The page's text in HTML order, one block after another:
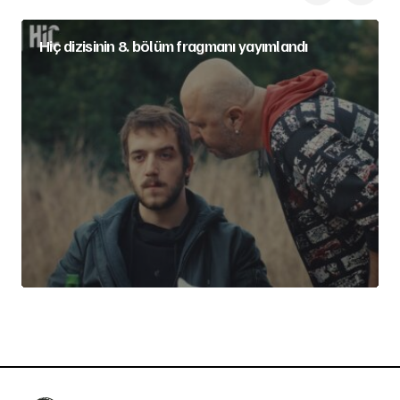
Hiç dizisinin 8. bölüm fragmanı yayımlandı